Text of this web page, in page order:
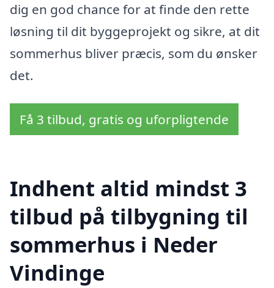
dig en god chance for at finde den rette
løsning til dit byggeprojekt og sikre, at dit
sommerhus bliver præcis, som du ønsker
det.
Få 3 tilbud, gratis og uforpligtende
Indhent altid mindst 3
tilbud på tilbygning til
sommerhus i Neder
Vindinge